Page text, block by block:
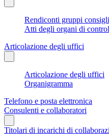
Rendiconti gruppi
Atti degli organi di
Articolazione degli uffici
Articolazione degli uffici
Organigramma
Telefono e posta elettronica
Consulenti e collaboratori
Titolari di incarichi di